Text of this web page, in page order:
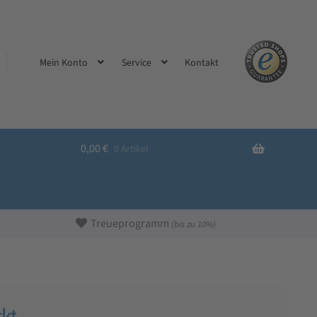
Mein Konto Service Kontakt
0,00 € 0 Artikel
Treueprogramm (bis zu 10%)